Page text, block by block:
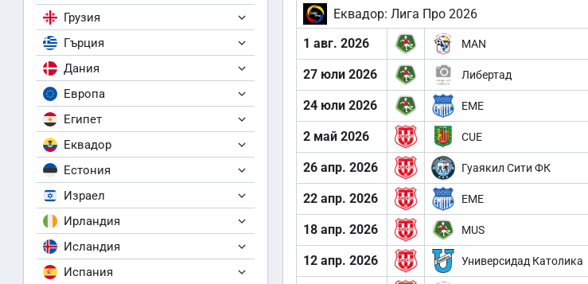
Грузия
Гърция
Дания
Европа
Египет
Еквадор
Естония
Израел
Ирландия
Исландия
Испания
Еквадор: Лига Про 2026
1 авг. 2026
MAN
27 юли 2026 Либертад
24 юли 2026 EME
2 май 2026 CUE
26 апр. 2026 Гуаякил Сити ФК
22 апр. 2026 EME
18 апр. 2026 MUS
12 апр. 2026 Универсидад Католика